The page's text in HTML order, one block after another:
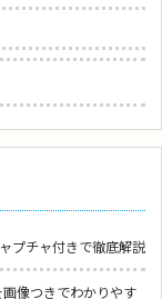
プチャ付きで徹底解説
像つきでわかりやす